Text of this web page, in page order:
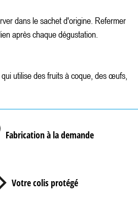
dans le sachet d'origine. Refermer
après chaque dégustation.
utilise des fruits à coque, des œufs,
Fabrication à la demande
Votre colis protégé